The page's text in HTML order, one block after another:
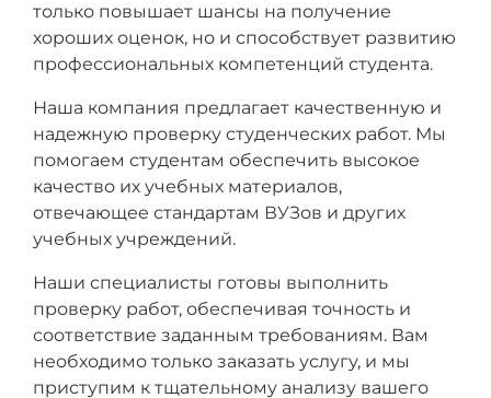
только повышает шансы на получение
хороших оценок, но и способствует развитию
профессиональных компетенций студента.
Наша компания предлагает качественную и
надежную проверку студенческих работ. Мы
помогаем студентам обеспечить высокое
качество их учебных материалов,
отвечающее стандартам ВУЗов и других
учебных учреждений.
Наши специалисты готовы выполнить
проверку работ, обеспечивая точность и
соответствие заданным требованиям. Вам
необходимо только заказать услугу, и мы
приступим к тщательному анализу вашего